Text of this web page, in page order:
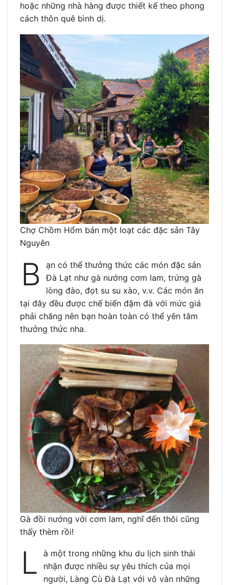
hoặc những nhà hàng được thiết kế theo phong
cách thôn quê bình dị.
Chợ Chồm Hổm bán một loạt các đặc sản Tây
Nguyên
B
ạn có thể thưởng thức các món đặc sản
Đà Lạt như gà nướng cơm lam, trứng gà
lòng đào, đọt su su xào, v.v. Các món ăn
tại đây đều được chế biến đậm đà với mức giá
phải chăng nên bạn hoàn toàn có thể yên tâm
thưởng thức nha.
Gà đồi nướng với cơm lam, nghĩ đến thôi cũng
thấy thèm rồi!
L
à một trong những khu du lịch sinh thái
nhận được nhiều sự yêu thích của mọi
người, Làng Cù Đà Lạt với vô vàn những